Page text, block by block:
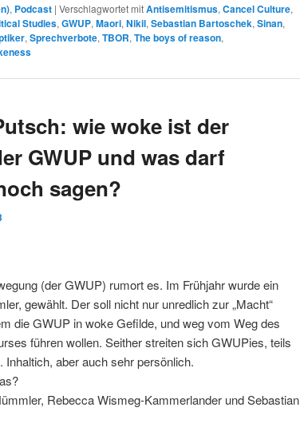
, Podcast | Verschlagwortet mitAntisemitismus, Cancel Culture,
Studies, GWUP, Maori, Nikil, Sebastian Bartoschek, Sinan,
, Sprechverbote, TBOR, The boys of reason,
wie woke ist der
GWUP und was darf
sagen?
(der GWUP) rumort es. Im Frühjahr wurde ein
gewählt. Der soll nicht nur unredlich zur „Macht“
die GWUP in woke Gefilde, und weg vom Weg des
führen wollen. Seither streiten sich GWUPies, teils
Inhaltich, aber auch sehr persönlich.
Rebecca Wismeg-Kammerlander und Sebastian